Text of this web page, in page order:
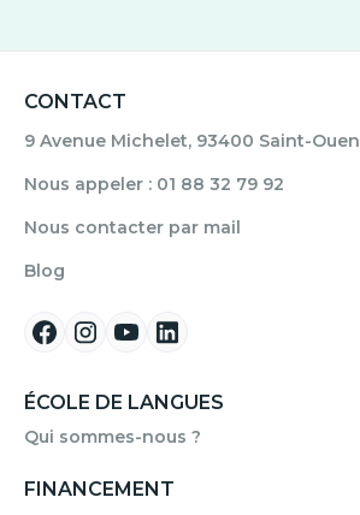
CONTACT
9 Avenue Michelet, 93400 Saint-Ouen
Nous appeler : 01 88 32 79 92
Nous contacter par mail
Blog
ÉCOLE DE LANGUES
Qui sommes-nous ?
FINANCEMENT